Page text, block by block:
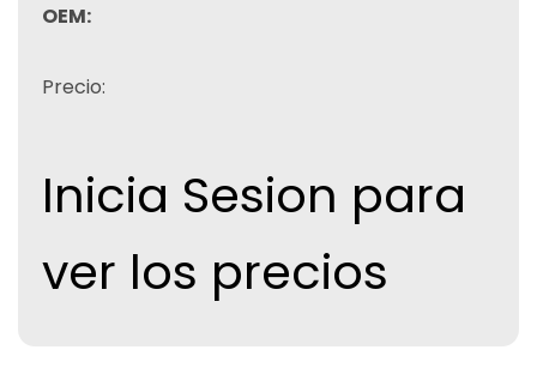
OEM:
Precio:
Inicia Sesion para
ver los precios